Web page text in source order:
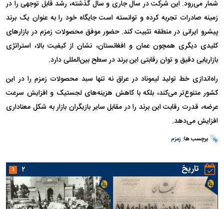
شمار می‌رود. این شرکت در سال جاری و سال گذشته، رشد قابل توجهی را در
زمینه صادرات تجربه کرده و توانسته است جایگاه خود را به عنوان یک برند
پیشرو ایرانی در منطقه تثبیت کند. حضور موفق محصولات زمزم در بازار‌های
کلیدی دیگری همچون عمان و افغانستان، نشان از کیفیت بالا، استراتژی
بازاریابی دقیق و توان رقابتی این برند در سطح بین‌المللی دارد.
راه‌اندازی خط تولید لیموناد در عراق نه تنها سبد محصولات زمزم را در این
کشور متنوع‌تر می‌کند، بلکه با کاهش هزینه‌های لجستیک و افزایش سرعت
عرضه، قدرت رقابت این برند را در مقابل سایر بازیگران بازار به شکل معناداری
افزایش می‌دهد.
برچسب ها: زمزم
تاریخ ۱ ۲